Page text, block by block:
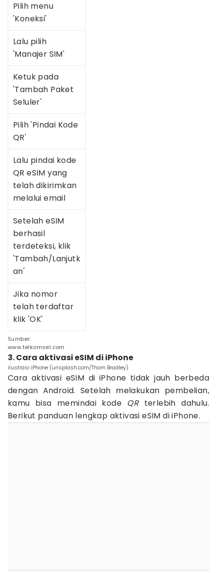
Sumber:
www.telkomsel.com
Pilih menu
'Koneksi'
Lalu pilih
'Manajer SIM'
Ketuk pada
'Tambah Paket
Seluler'
Pilih 'Pindai Kode
QR'
Lalu pindai kode
QR eSIM yang
telah dikirimkan
melalui email
Setelah eSIM
berhasil
terdeteksi, klik
'Tambah/Lanjutk
an'
Jika nomor
telah terdaftar
klik 'OK'
3. Cara aktivasi eSIM di iPhone
ilustrasi iPhone (unsplash.com/Thom Bradley)
Cara aktivasi eSIM di iPhone tidak jauh berbeda
dengan Android. Setelah melakukan pembelian,
kamu bisa memindai kode QRterlebih dahulu.
Berikut panduan lengkap aktivasi eSIM di iPhone.